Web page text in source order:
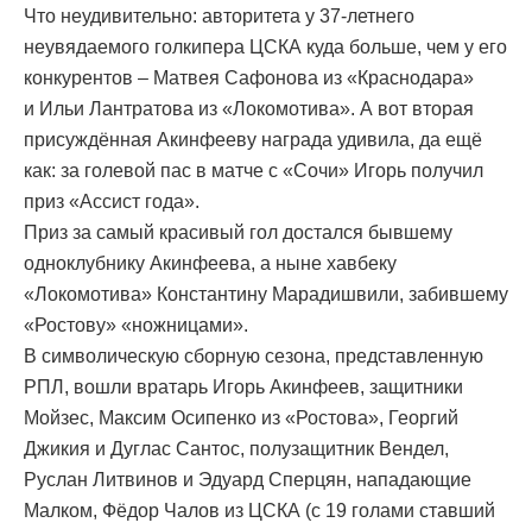
Что неудивительно: авторитета у 37-летнего
неувядаемого голкипера ЦСКА куда больше, чем у его
конкурентов – Матвея Сафонова из «Краснодара»
и Ильи Лантратова из «Локомотива». А вот вторая
присуждённая Акинфееву награда удивила, да ещё
как: за голевой пас в матче с «Сочи» Игорь получил
приз «Ассист года».
Приз за самый красивый гол достался бывшему
одноклубнику Акинфеева, а ныне хавбеку
«Локомотива» Константину Марадишвили, забившему
«Ростову» «ножницами».
В символическую сборную сезона, представленную
РПЛ, вошли вратарь Игорь Акинфеев, защитники
Мойзес, Максим Осипенко из «Ростова», Георгий
Джикия и Дуглас Сантос, полузащитник Вендел,
Руслан Литвинов и Эдуард Сперцян, нападающие
Малком, Фёдор Чалов из ЦСКА (с 19 голами ставший